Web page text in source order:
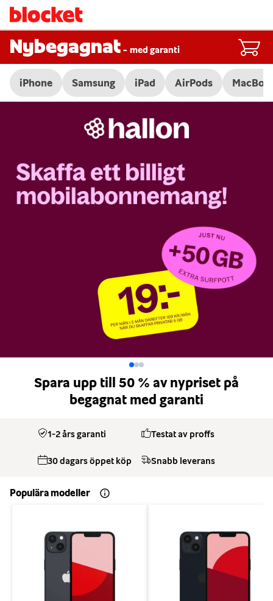
Nybegagnat - med garanti
iPhone Samsung iPad AirPods
Spara upp till 50 % av nypriset på
begagnat med garanti
1-2 års garanti Testat av proffs
30 dagars öppet köp Snabb leverans
Populära modeller